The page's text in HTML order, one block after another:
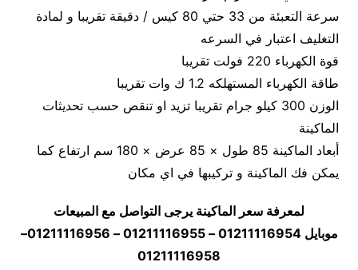
سرعة التعبئة من 33 حتي 80 كيس / دقيقة تقريبا و لمادة
التغليف اعتبار في السرعه
قوة الكهرباء 220 فولت تقريبا
طاقة الكهرباء المستهلكه 1.2 ك وات تقريبا
الوزن 300 كيلو جرام تقريبا تزيد او تنقص حسب تحديثات
الماكينة
أبعاد الماكينة 85 طول × 85 عرض × 180 سم ارتفاع كما
يمكن فك الماكينة و تركيبها في اي مكان
لمعرفة سعر الماكينة يرجى التواصل مع المبيعات
موبايل 01211116954 – 01211116955 – 01211116956–
01211116958